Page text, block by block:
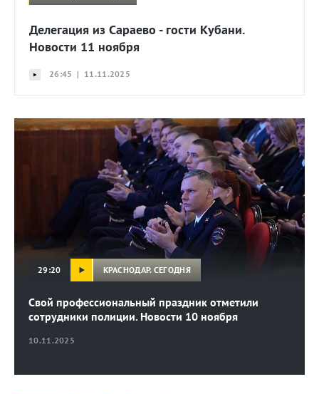
Делегация из Сараево - гости Кубани.
Новости 11 ноября
26:45 | 11.11.2025
10.11.2025
Свой профессиональный праздник отметили
сотрудники полиции. Новости 10 ноября
29:20 КРАСНОДАР. СЕГОДНЯ